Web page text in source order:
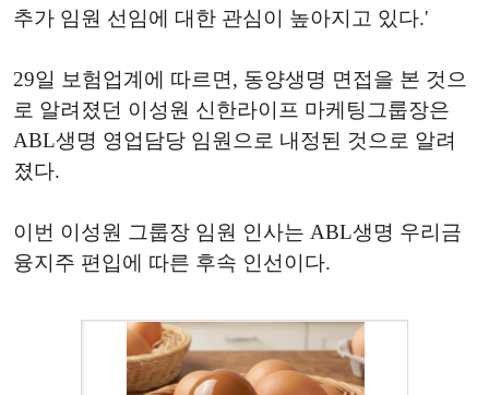
추가 임원 선임에 대한 관심이 높아지고 있다.'
29일 보험업계에 따르면, 동양생명 면접을 본 것으
로 알려졌던 이성원 신한라이프 마케팅그룹장은
ABL생명 영업담당 임원으로 내정된 것으로 알려
졌다.
이번 이성원 그룹장 임원 인사는 ABL생명 우리금
융지주 편입에 따른 후속 인선이다.